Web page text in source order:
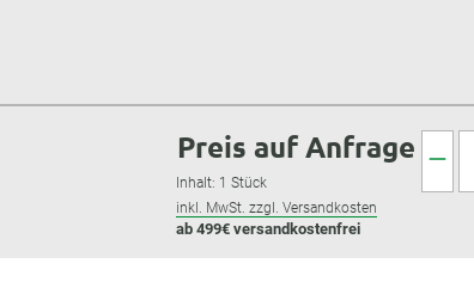
Preis auf Anfrage
Inhalt: 1 Stück
inkl. MwSt. zzgl. Versandkosten
ab 499€ versandkostenfrei